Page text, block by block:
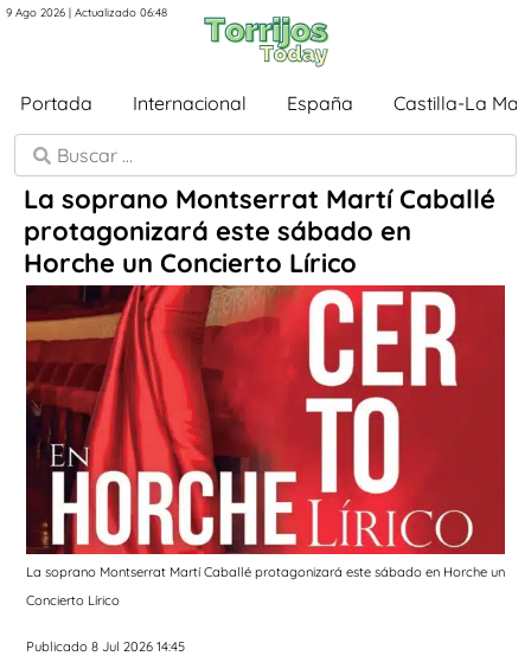
9 Ago 2026 | Actualizado 06:48
Portada Internacional España Castilla-La
La soprano Montserrat Martí Caballé
protagonizará este sábado en
Horche un Concierto Lírico
La soprano Montserrat Martí Caballé protagonizará este sábado en Horche un
Concierto Lírico
Publicado 8 Jul 2026 14:45